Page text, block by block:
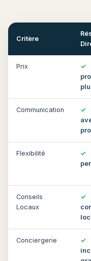
Critère
Prix ✓
Communication ✓
Flexibilité ✓
Conseils
Locaux
✓
Conciergerie ✓